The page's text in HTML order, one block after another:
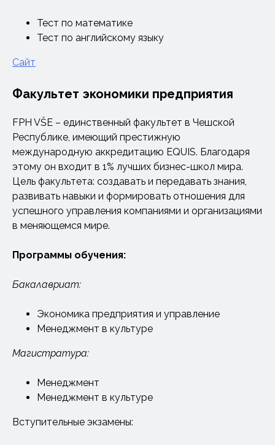
Тест по математике
Тест по английскому языку
Сайт
Факультет экономики предприятия
FPH VŠE – единственный факультет в Чешской
Республике, имеющий престижную
международную аккредитацию EQUIS. Благодаря
этому он входит в 1% лучших бизнес-школ мира.
Цель факультета: создавать и передавать знания,
развивать навыки и формировать отношения для
успешного управления компаниями и организациями
в меняющемся мире.
Программы обучения:
Бакалавриат:
Экономика предприятия и управление
Менеджмент в культуре
Магистратура:
Менеджмент
Менеджмент в культуре
Вступительные экзамены: